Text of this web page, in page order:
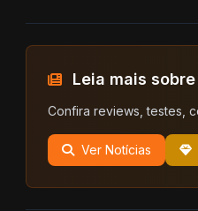
Leia mais
Confira reviews, testes,
Ver Notícias